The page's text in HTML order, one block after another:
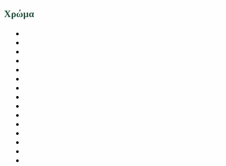
Χρώμα